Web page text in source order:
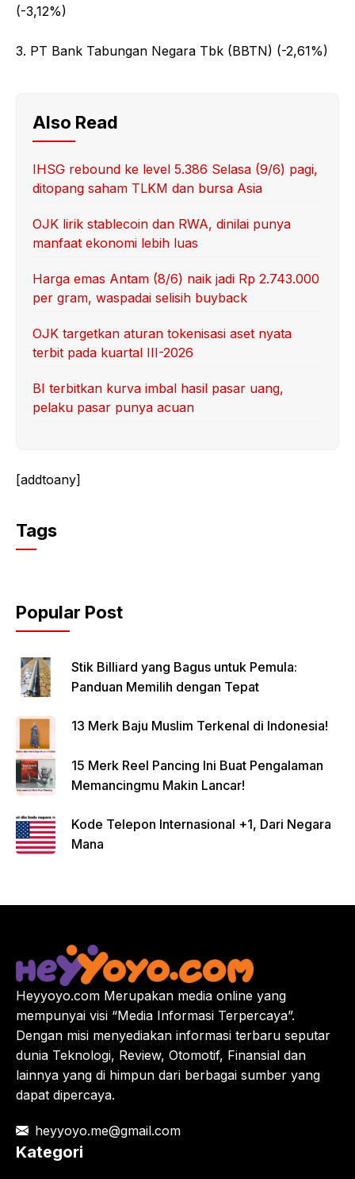
(-3,12%)
3. PT Bank Tabungan Negara Tbk (BBTN) (-2,61%)
Also Read
IHSG rebound ke level 5.386 Selasa (9/6) pagi,
ditopang saham TLKM dan bursa Asia
OJK lirik stablecoin dan RWA, dinilai punya
manfaat ekonomi lebih luas
Harga emas Antam (8/6) naik jadi Rp 2.743.000
per gram, waspadai selisih buyback
OJK targetkan aturan tokenisasi aset nyata
terbit pada kuartal III-2026
BI terbitkan kurva imbal hasil pasar uang,
pelaku pasar punya acuan
[addtoany]
Tags
Popular Post
Stik Billiard yang Bagus untuk Pemula:
Panduan Memilih dengan Tepat
13 Merk Baju Muslim Terkenal di Indonesia!
15 Merk Reel Pancing Ini Buat Pengalaman
Memancingmu Makin Lancar!
Kode Telepon Internasional +1, Dari Negara
Mana
Heyyoyo.com Merupakan media online yang
mempunyai visi “Media Informasi Terpercaya”.
Dengan misi menyediakan informasi terbaru seputar
dunia Teknologi, Review, Otomotif, Finansial dan
lainnya yang di himpun dari berbagai sumber yang
dapat dipercaya.
heyyoyo.me@gmail.com
Kategori